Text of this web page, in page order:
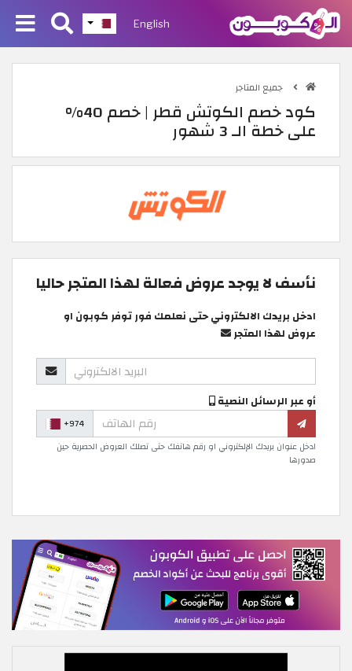
English
جميع المتاجر
كود خصم الكوتش قطر | خصم 40%
على خطة الـ 3 شهور
نأسف لا يوجد عروض فعالة لهذا المتجر حاليا
ادخل بريدك الالكتروني حتى نعلمك فور توفر كوبون او
عروض لهذا المتجر
أو عبر الرسائل النصية
+974
ادخل عنوان بريدك الإلكتروني او رقم هاتفك حتى تصلك العروض الحصرية حين
صدورها